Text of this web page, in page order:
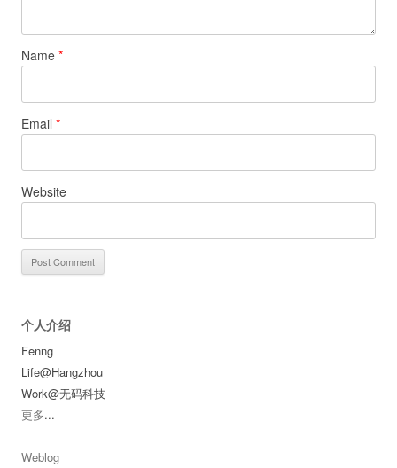
Name *
Email *
Website
个人介绍
Fenng
Life@Hangzhou
Work@无码科技
更多...
Weblog